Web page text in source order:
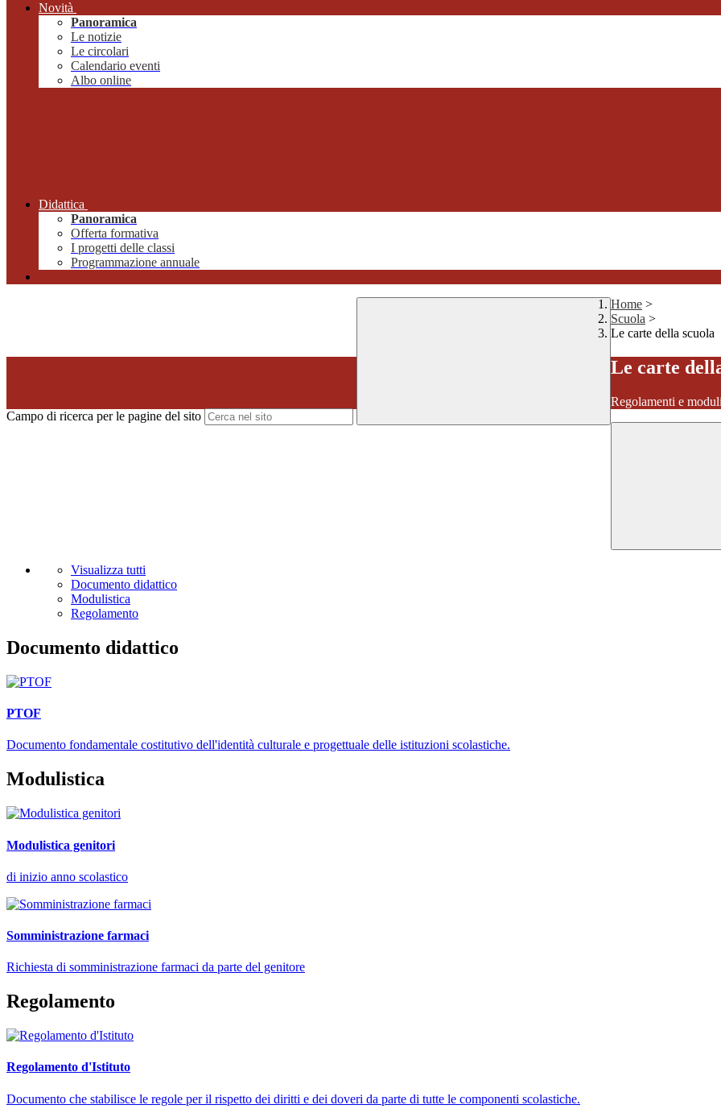
Novità
Panoramica
Le notizie
Le circolari
Calendario eventi
Albo online
Didattica
Panoramica
Offerta formativa
I progetti delle classi
Programmazione annuale
Campo di ricerca per le pagine del sito
Home >
Scuola >
Le carte della scuola
Le carte
Regolamenti e
Visualizza tutti
Documento didattico
Modulistica
Regolamento
Documento didattico
PTOF
Documento fondamentale costitutivo dell'identità culturale e progettuale delle istituzioni scolastiche.
Modulistica
Modulistica genitori
di inizio anno scolastico
Somministrazione farmaci
Richiesta di somministrazione farmaci da parte del genitore
Regolamento
Regolamento d'Istituto
Documento che stabilisce le regole per il rispetto dei diritti e dei doveri da parte di tutte le componenti scolastiche.